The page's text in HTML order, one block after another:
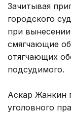
Зачитывая
городского
при
смягчающие
отягчающих
подсудимого.
Аскар Жанкин
уголовного